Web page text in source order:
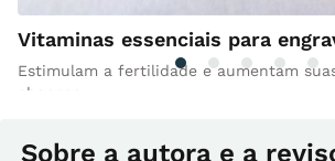
Vitaminas essenciais para
Estimulam a fertilidade e aumentam
chances
Sobre a autora e a